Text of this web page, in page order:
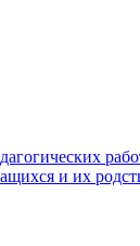
и их